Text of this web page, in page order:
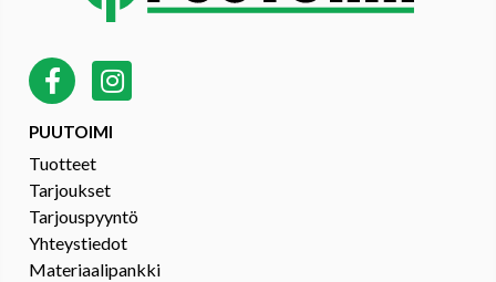
PUUTOIMI
Tuotteet
Tarjoukset
Tarjouspyyntö
Yhteystiedot
Materiaalipankki